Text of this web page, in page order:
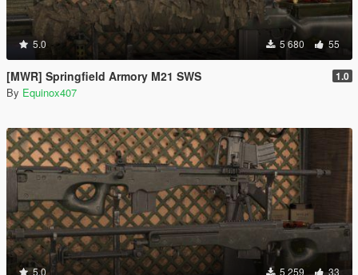
5.0 5 680 55
[MWR] Springfield Armory M21 SWS 1.0
By Equinox407
5.0 5 259 33